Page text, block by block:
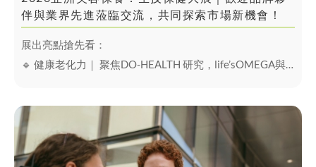
伴與業界先進蒞臨交流，共同探索市場新機會！
展出亮點搶先看：
🔹 健康老化力｜ 聚焦DO-HEALTH 研究，life’sOMEGA與
🔹 護眼新焦點｜Kemin 兒童葉黃素最新臨床研究與
Oculispa™ 五合一全因子晶亮配方
🔹 蛋白新革命｜牛奶蛋白、大豆蛋白與酵母蛋白多元方案
🔹 腸道防護力｜瑞典Probi 四大專利菌株、九合一防禦益生